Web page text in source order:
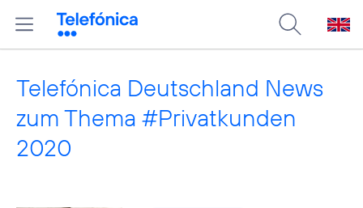
Telefónica Deutschland News
zum Thema #Privatkunden
2020